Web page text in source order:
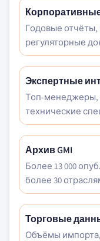
Годовые отчёты,
регуляторные
Экспертные
Топ-менеджеры,
технические
Архив GMI
Более 13 000
более 30
Торговые
Объёмы